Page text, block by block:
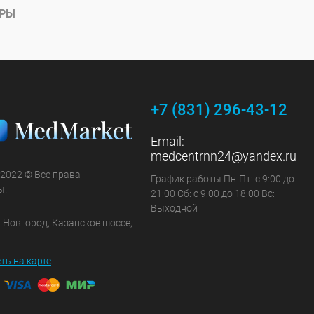
© Все права
Казанское шоссе,
на карте
+7 (831) 296-43-12
Email:
medcentrnn24@yandex.ru
График работы Пн-Пт: с 9:00 до
21:00 Сб: с 9:00 до 18:00 Вс:
Выходной